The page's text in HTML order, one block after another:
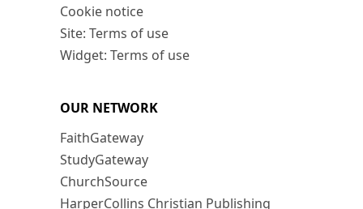
Cookie notice
Site: Terms of use
Widget: Terms of use
OUR NETWORK
FaithGateway
StudyGateway
ChurchSource
HarperCollins Christian Publishing